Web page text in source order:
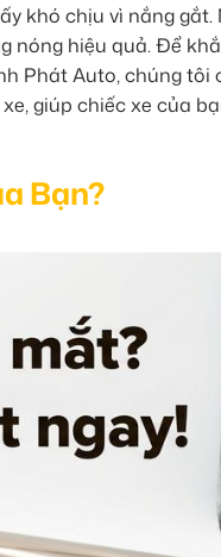
khó chịu vì nắng gắt.
nóng hiệu quả. Để
Phát Auto, chúng tôi
giúp chiếc xe của
Bạn?